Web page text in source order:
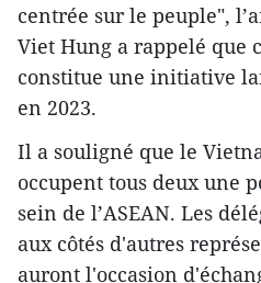
centrée sur le peuple",
Viet Hung a rappelé que
constitue une initiative
en 2023.
Il a souligné que le
occupent tous deux une
sein de l’ASEAN. Les
aux côtés d'autres
auront l'occasion